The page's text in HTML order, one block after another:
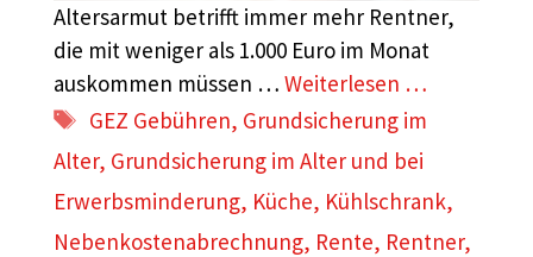
Altersarmut betrifft immer mehr Rentner,
die mit weniger als 1.000 Euro im Monat
auskommen müssen … Weiterlesen …
Schlagwörter
GEZ Gebühren, Grundsicherung im
Alter, Grundsicherung im Alter und bei
Erwerbsminderung, Küche, Kühlschrank,
Nebenkostenabrechnung, Rente, Rentner,